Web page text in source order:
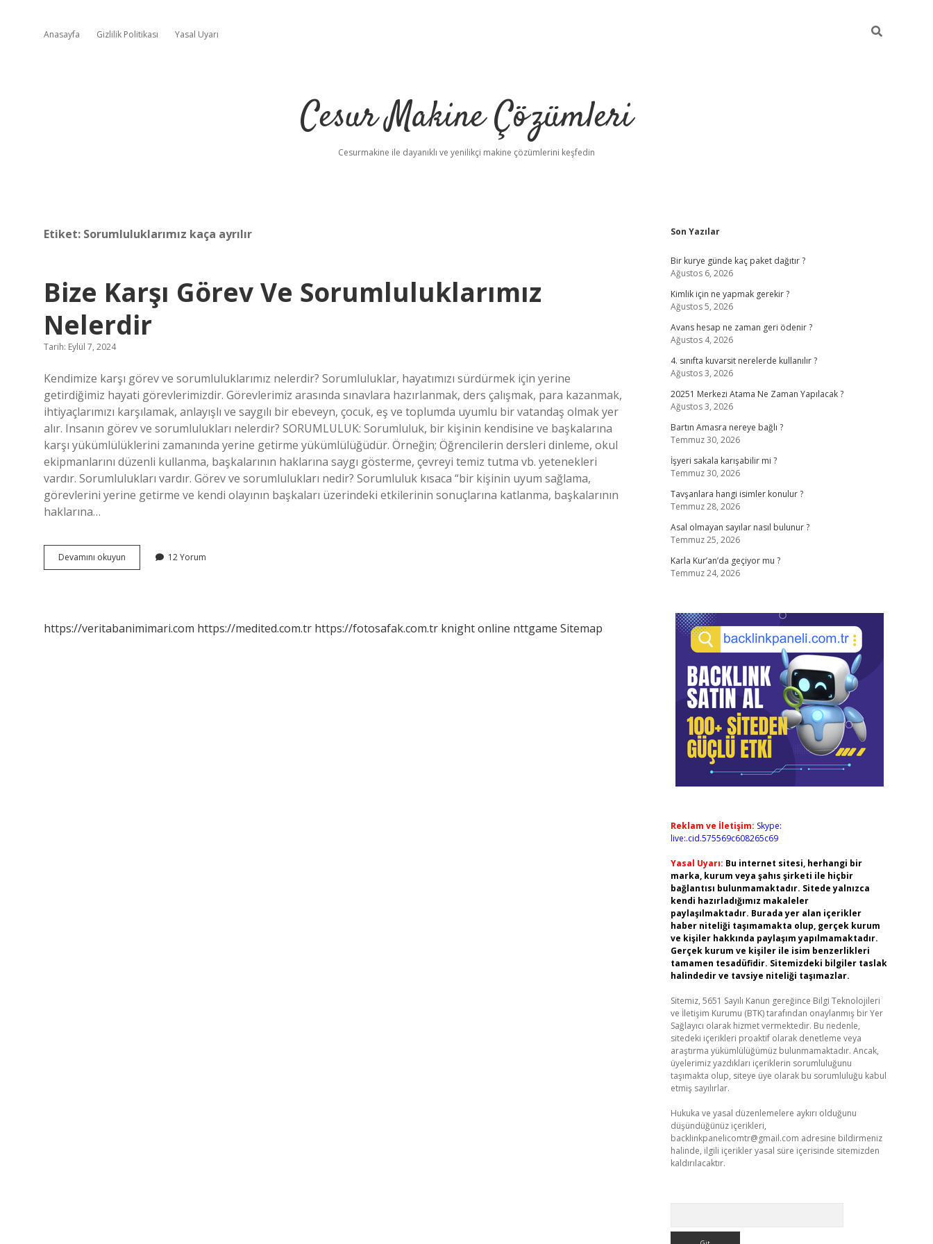
Anasayfa Gizlilik Politikası Yasal Uyarı
Cesur Makine Çözümleri
Cesurmakine ile dayanıklı ve yenilikçi makine çözümlerini keşfedin
Etiket: Sorumluluklarımız kaça ayrılır
Bize Karşı Görev Ve Sorumluluklarımız
Nelerdir
Tarih: Eylül 7, 2024
Kendimize karşı görev ve sorumluluklarımız nelerdir? Sorumluluklar, hayatımızı sürdürmek için yerine
getirdiğimiz hayati görevlerimizdir. Görevlerimiz arasında sınavlara hazırlanmak, ders çalışmak, para kazanmak,
ihtiyaçlarımızı karşılamak, anlayışlı ve saygılı bir ebeveyn, çocuk, eş ve toplumda uyumlu bir vatandaş olmak yer
alır. Insanın görev ve sorumlulukları nelerdir? SORUMLULUK: Sorumluluk, bir kişinin kendisine ve başkalarına
karşı yükümlülüklerini zamanında yerine getirme yükümlülüğüdür. Örneğin; Öğrencilerin dersleri dinleme, okul
ekipmanlarını düzenli kullanma, başkalarının haklarına saygı gösterme, çevreyi temiz tutma vb. yetenekleri
vardır. Sorumlulukları vardır. Görev ve sorumlulukları nedir? Sorumluluk kısaca “bir kişinin uyum sağlama,
görevlerini yerine getirme ve kendi olayının başkaları üzerindeki etkilerinin sonuçlarına katlanma, başkalarının
haklarına…
Devamını okuyun
Karşı
12 Yorum
https://veritabanimimari.com https://medited.com.tr https://fotosafak.com.tr knight online nttgame Sitemap
Sidebar
Son Yazılar
Bir kurye günde kaç paket dağıtır ?
Ağustos 6, 2026
Kimlik için ne yapmak gerekir ?
Ağustos 5, 2026
Avans hesap ne zaman geri ödenir ?
Ağustos 4, 2026
4. sınıfta kuvarsit nerelerde kullanılır ?
Ağustos 3, 2026
20251 Merkezi Atama Ne Zaman Yapılacak ?
Ağustos 3, 2026
Bartın Amasra nereye bağlı ?
Temmuz 30, 2026
İşyeri sakala karışabilir mi ?
Temmuz 30, 2026
Tavşanlara hangi isimler konulur ?
Temmuz 28, 2026
Asal olmayan sayılar nasıl bulunur ?
Temmuz 25, 2026
Karla Kur’an’da geçiyor mu ?
Temmuz 24, 2026
Reklam ve İletişim: Skype:
live:.cid.575569c608265c69
Yasal Uyarı: Bu internet sitesi, herhangi bir
marka, kurum veya şahıs şirketi ile hiçbir
bağlantısı bulunmamaktadır. Sitede yalnızca
kendi hazırladığımız makaleler
paylaşılmaktadır. Burada yer alan içerikler
haber niteliği taşımamakta olup, gerçek kurum
ve kişiler hakkında paylaşım yapılmamaktadır.
Gerçek kurum ve kişiler ile isim benzerlikleri
tamamen tesadüfidir. Sitemizdeki bilgiler taslak
halindedir ve tavsiye niteliği taşımazlar.
Sitemiz, 5651 Sayılı Kanun gereğince Bilgi Teknolojileri
ve İletişim Kurumu (BTK) tarafından onaylanmış bir Yer
Sağlayıcı olarak hizmet vermektedir. Bu nedenle,
sitedeki içerikleri proaktif olarak denetleme veya
araştırma yükümlülüğümüz bulunmamaktadır. Ancak,
üyelerimiz yazdıkları içeriklerin sorumluluğunu
taşımakta olup, siteye üye olarak bu sorumluluğu kabul
etmiş sayılırlar.
Hukuka ve yasal düzenlemelere aykırı olduğunu
düşündüğünüz içerikleri,
backlinkpanelicomtr@gmail.com adresine bildirmeniz
halinde, ilgili içerikler yasal süre içerisinde sitemizden
kaldırılacaktır.